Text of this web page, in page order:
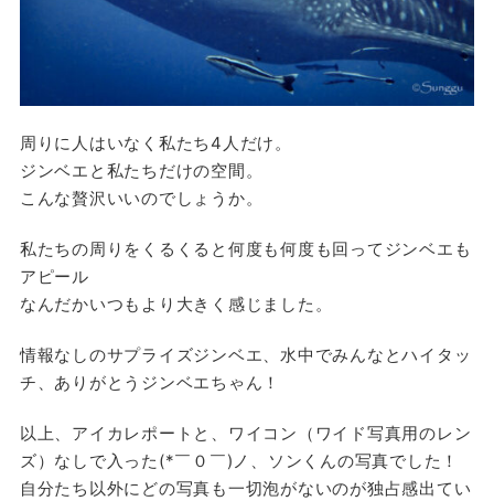
周りに人はいなく私たち4人だけ。
ジンベエと私たちだけの空間。
こんな贅沢いいのでしょうか。
私たちの周りをくるくると何度も何度も回ってジンベエも
アピール
なんだかいつもより大きく感じました。
情報なしのサプライズジンベエ、水中でみんなとハイタッ
チ、ありがとうジンベエちゃん！
以上、アイカレポートと、ワイコン（ワイド写真用のレン
ズ）なしで入った(*￣０￣)ノ、ソンくんの写真でした！
自分たち以外にどの写真も一切泡がないのが独占感出てい